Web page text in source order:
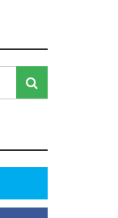
Search